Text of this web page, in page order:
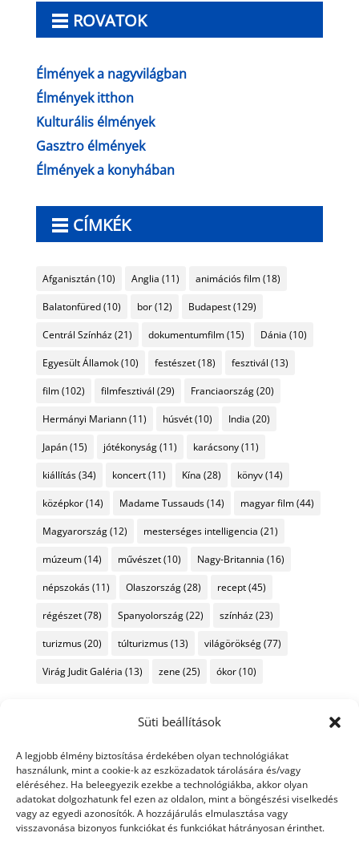
Süti beállítások
A legjobb élmény biztosítása érdekében olyan technológiákat
használunk, mint a cookie-k az eszközadatok tárolására és/vagy
eléréséhez. Ha beleegyezik ezekbe a technológiákba, akkor olyan
adatokat dolgozhatunk fel ezen az oldalon, mint a böngészési viselkedés
vagy az egyedi azonosítók. A hozzájárulás elmulasztása vagy
visszavonása bizonyos funkciókat és funkciókat hátrányosan érinthet.
ROVATOK
Élmények a nagyvilágban
Élmények itthon
Kulturális élmények
Gasztro élmények
Élmények a konyhában
CÍMKÉK
Afganisztán(10) Anglia (11) animációs film(18)
Balatonfüred(10) bor(12) Budapest(129)
Centrál Színház(21) dokumentumfilm(15) Dánia (10)
Egyesült Államok(10) festészet(18) fesztivál (13)
film(102) filmfesztivál (29) Franciaország(20)
Hermányi Mariann(11) húsvét(10) India (20)
Japán(15) jótékonyság(11) karácsony(11)
kiállítás(34) koncert(11) Kína (28) könyv(14)
középkor(14) Madame Tussauds(14) magyar film(44)
Magyarország(12) mesterséges intelligencia (21)
múzeum(14) művészet(10) Nagy-Britannia (16)
népszokás(11) Olaszország(28) recept(45)
régészet(78) Spanyolország(22) színház(23)
turizmus(20) túlturizmus(13) világörökség(77)
Virág Judit Galéria (13) zene (25) ókor(10)